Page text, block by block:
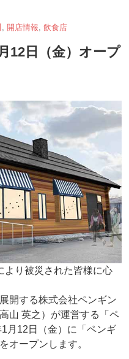
開店情報 飲食店
12日（金）オープ
より被災された皆様に心
開する株式会社ペンギン
山 英之）が運営する「ペ
月12日（金）に「ペンギ
オープンします。